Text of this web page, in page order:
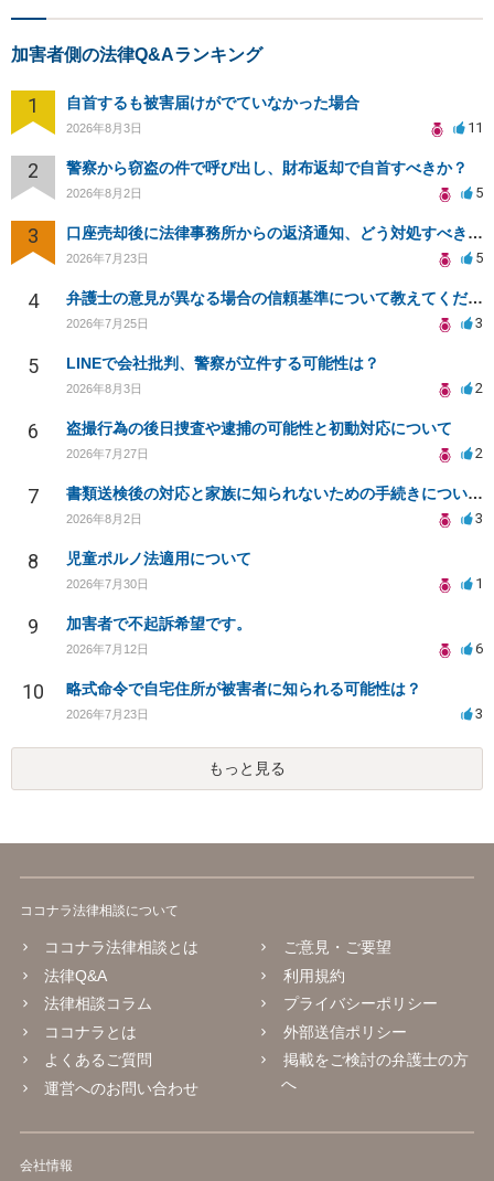
加害者側の法律Q&Aランキング
1 自首するも被害届けがでていなかった場合
2026年8月3日 11
2 警察から窃盗の件で呼び出し、財布返却で自首すべきか？
2026年8月2日 5
3 口座売却後に法律事務所からの返済通知、どう対処すべきか？
2026年7月23日 5
4 弁護士の意見が異なる場合の信頼基準について教えてください
2026年7月25日 3
5 LINEで会社批判、警察が立件する可能性は？
2026年8月3日 2
6 盗撮行為の後日捜査や逮捕の可能性と初動対応について
2026年7月27日 2
7 書類送検後の対応と家族に知られないための手続きについて相談
2026年8月2日 3
8 児童ポルノ法適用について
2026年7月30日 1
9 加害者で不起訴希望です。
2026年7月12日 6
10 略式命令で自宅住所が被害者に知られる可能性は？
2026年7月23日 3
もっと見る
ココナラ法律相談について
ココナラ法律相談とは
法律Q&A
法律相談コラム
ココナラとは
よくあるご質問
運営へのお問い合わせ
ご意見・ご要望
利用規約
プライバシーポリシー
外部送信ポリシー
掲載をご検討の弁護士の方
へ
会社情報